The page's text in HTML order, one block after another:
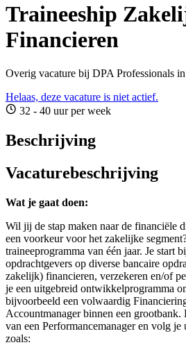
Traineeship
Financieren
Overig vacature bij DPA Professionals
Helaas, deze vacature is niet actief.
32 - 40 uur per week
Beschrijving
Vacaturebeschrijving
Wat je gaat doen:
Wil jij de stap maken naar de financiële
een voorkeur voor het zakelijke
traineeprogramma van één jaar. Je start
opdrachtgevers op diverse bancaire
zakelijk) financieren, verzekeren en/of
je een uitgebreid ontwikkelprogramma
bijvoorbeeld een volwaardig
Accountmanager binnen een
van een Performancemanager en volg
zoals: